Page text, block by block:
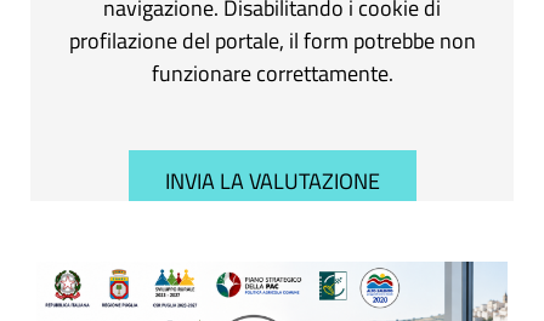
navigazione. Disabilitando i cookie di
profilazione del portale, il form potrebbe non
funzionare correttamente.